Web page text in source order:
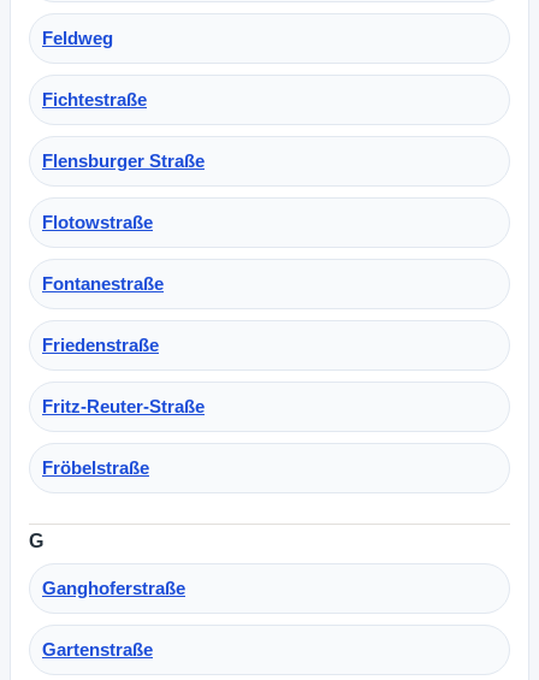
Feldweg
Fichtestraße
Flensburger Straße
Flotowstraße
Fontanestraße
Friedenstraße
Fritz-Reuter-Straße
Fröbelstraße
G
Ganghoferstraße
Gartenstraße